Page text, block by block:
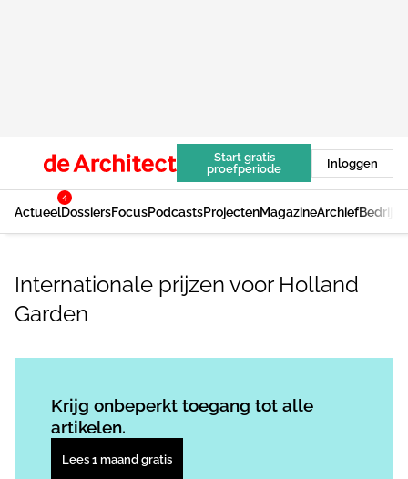
Start gratis
proefperiode
Inloggen
Actueel
4
DossiersFocusPodcastsProjectenMagazineArchief
Internationale prijzen voor Holland
Garden
Krijg onbeperkt toegang tot alle
artikelen.
Lees 1 maand gratis